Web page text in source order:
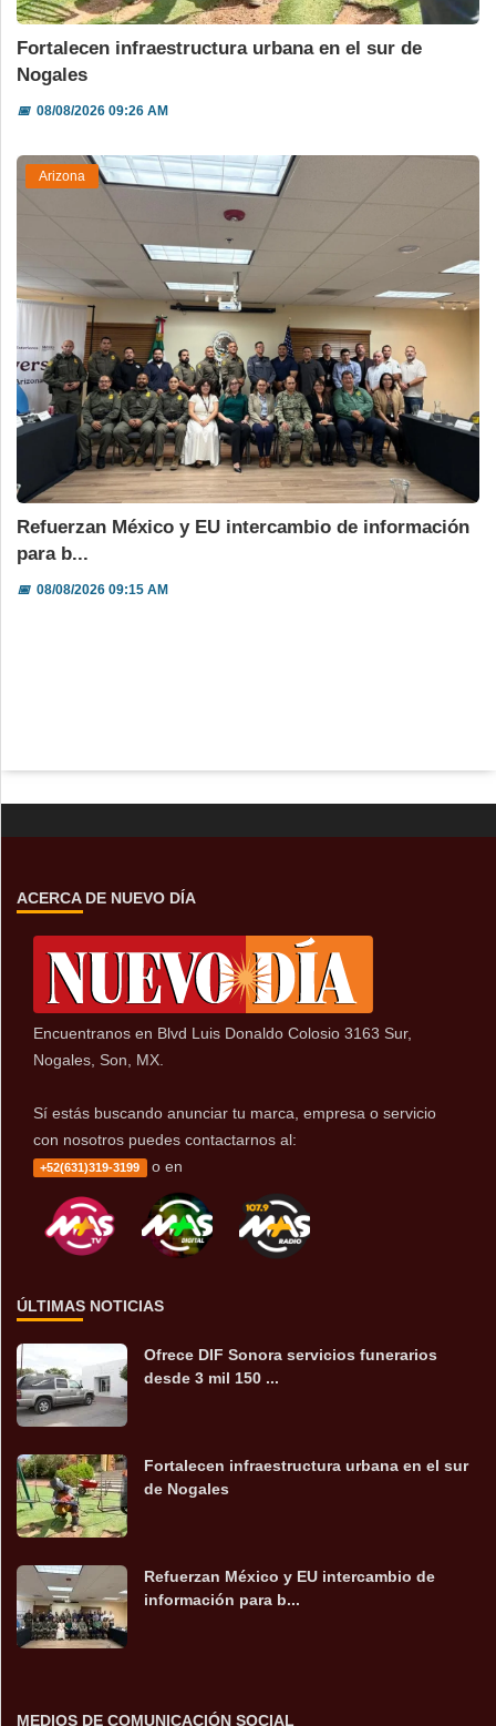
Fortalecen infraestructura urbana en el sur de
Nogales
📅08/08/2026 09:26 AM
Arizona
Refuerzan México y EU intercambio de información
para b...
📅08/08/2026 09:15 AM
ACERCA DE NUEVO DÍA
Encuentranos en Blvd Luis Donaldo Colosio 3163 Sur,
Nogales, Son, MX.
Sí estás buscando anunciar tu marca, empresa o servicio
con nosotros puedes contactarnos al:
+52(631)319-3199 o en
ÚLTIMAS NOTICIAS
Ofrece DIF Sonora servicios funerarios
desde 3 mil 150 ...
Fortalecen infraestructura urbana en el sur
de Nogales
Refuerzan México y EU intercambio de
información para b...
MEDIOS DE COMUNICACIÓN SOCIAL